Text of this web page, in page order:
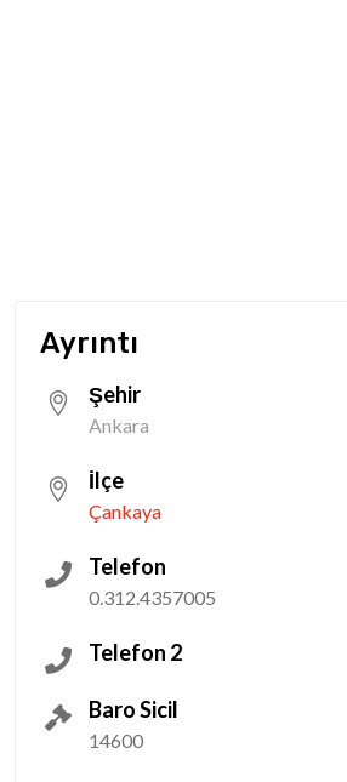
Ayrıntı
Şehir
Ankara
İlçe
Çankaya
Telefon
0.312.4357005
Telefon 2
Baro Sicil
14600